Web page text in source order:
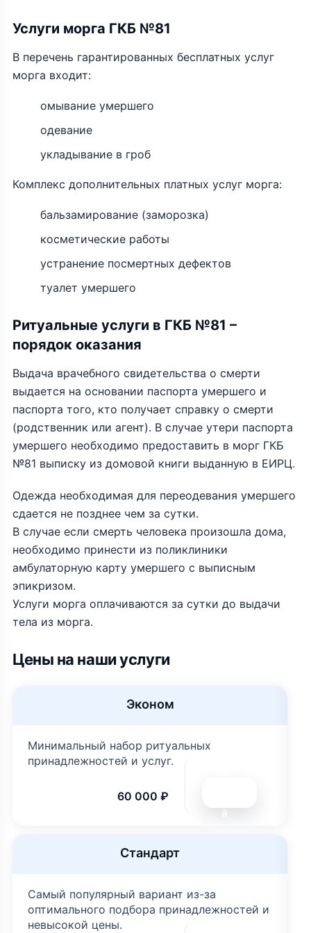
Услуги морга ГКБ №81
В перечень гарантированных бесплатных услуг
морга входит:
омывание умершего
одевание
укладывание в гроб
Комплекс дополнительных платных услуг морга:
бальзамирование (заморозка)
косметические работы
устранение посмертных дефектов
туалет умершего
Ритуальные услуги в ГКБ №81 –
порядок оказания
Выдача врачебного свидетельства о смерти
выдается на основании паспорта умершего и
паспорта того, кто получает справку о смерти
(родственник или агент). В случае утери паспорта
умершего необходимо предоставить в морг ГКБ
№81 выписку из домовой книги выданную в ЕИРЦ.
Одежда необходимая для переодевания умершего
сдается не позднее чем за сутки.
В случае если смерть человека произошла дома,
необходимо принести из поликлиники
амбулаторную карту умершего с выписным
эпикризом.
Услуги морга оплачиваются за сутки до выдачи
тела из морга.
Цены на наши услуги
Эконом
Минимальный набор ритуальных
принадлежностей и услуг.
60 000 ₽
й
Стандарт
Самый популярный вариант из-за
оптимального подбора принадлежностей и
невысокой цены.